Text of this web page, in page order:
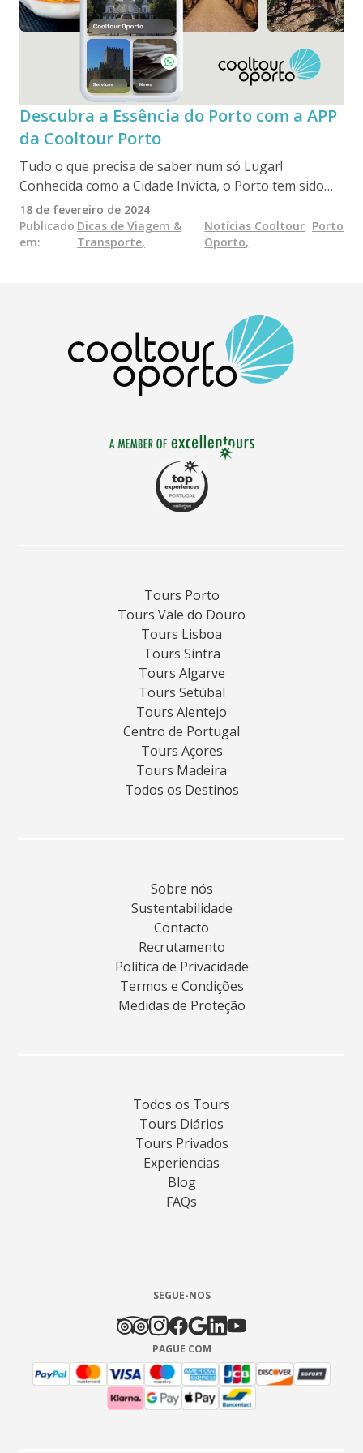
Descubra a Essência do Porto com a APP
da Cooltour Porto
Tudo o que precisa de saber num só Lugar!
Conhecida como a Cidade Invicta, o Porto tem sido
distinguido com prestigiados prémios, incluindo o de
Melhor Destino Europeu em 2014 e, em 2022, o de
Melhor Cidade Destino do Mundo e Cidade do Ano
18 de fevereiro de 2024
Publicado
em:
Dicas de Viagem &
Transporte,
Notícias Cooltour
Oporto,
Porto
Tours Porto
Tours Vale do Douro
Tours Lisboa
Tours Sintra
Tours Algarve
Tours Setúbal
Tours Alentejo
Centro de Portugal
Tours Açores
Tours Madeira
Todos os Destinos
Sobre nós
Sustentabilidade
Contacto
Recrutamento
Política de Privacidade
Termos e Condições
Medidas de Proteção
Todos os Tours
Tours Diários
Tours Privados
Experiencias
Blog
FAQs
SEGUE-NOS
PAGUE COM